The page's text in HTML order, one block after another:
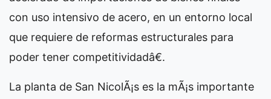
con uso intensivo de acero, en un entorno local
que requiere de reformas estructurales para
poder tener competitividadâ€.
La planta de San NicolÃ¡s es la mÃ¡s importante